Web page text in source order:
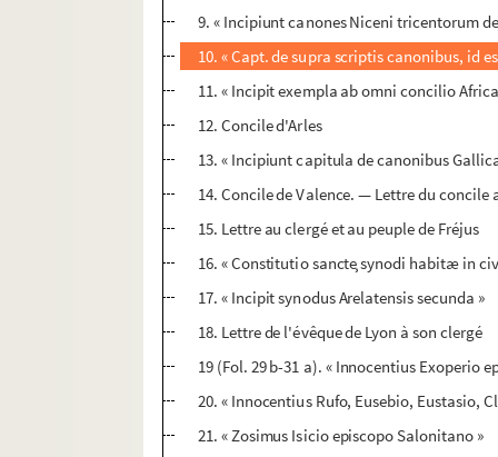
9. « Incipiunt canones Niceni tricentorum
10. « Capt. de supra scriptis canonibus, id
11. « Incipit exempla ab omni concilio
12. Concile d'Arles
13. « Incipiunt capitula de canonibus
14. Concile de Valence. — Lettre du concile
15. Lettre au clergé et au peuple de Fréjus
16. « Constitutio sanctȩ synodi habitæ in
17. « Incipit synodus Arelatensis secunda »
18. Lettre de l'évêque de Lyon à son clergé
19 (Fol. 29 b-31 a). « Innocentius Exoperio
20. « Innocentius Rufo, Eusebio, Eustasio,
21. « Zosimus Isicio episcopo Salonitano »